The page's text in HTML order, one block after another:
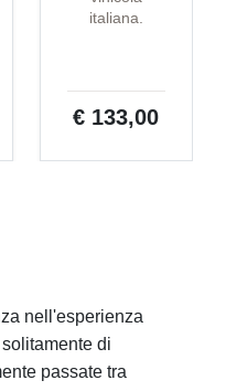
italiana.
€ 133,00
nell'esperienza
di
passate tra